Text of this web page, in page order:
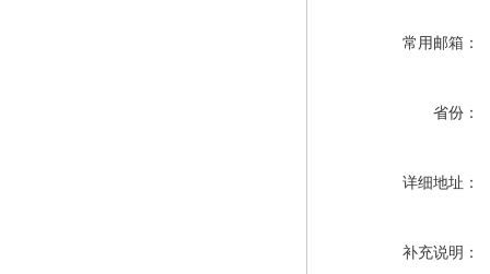
常用邮箱：
省份：
详细地址：
补充说明：